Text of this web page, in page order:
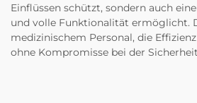
Einflüssen schützt, sondern auch
und volle Funktionalität ermöglicht.
medizinischem Personal, die
ohne Kompromisse bei der